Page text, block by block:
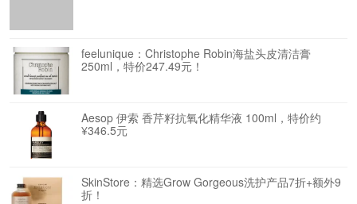
feelunique：Christophe Robin海盐头皮清洁膏
250ml，特价247.49元！
Aesop 伊索 香芹籽抗氧化精华液 100ml，特价约
¥346.5元
SkinStore：精选Grow Gorgeous洗护产品7折+额外9
折！